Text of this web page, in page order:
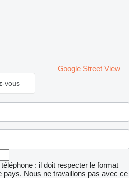
Google Street View
vous
: il doit respecter le format
pays. Nous ne travaillons pas avec ce